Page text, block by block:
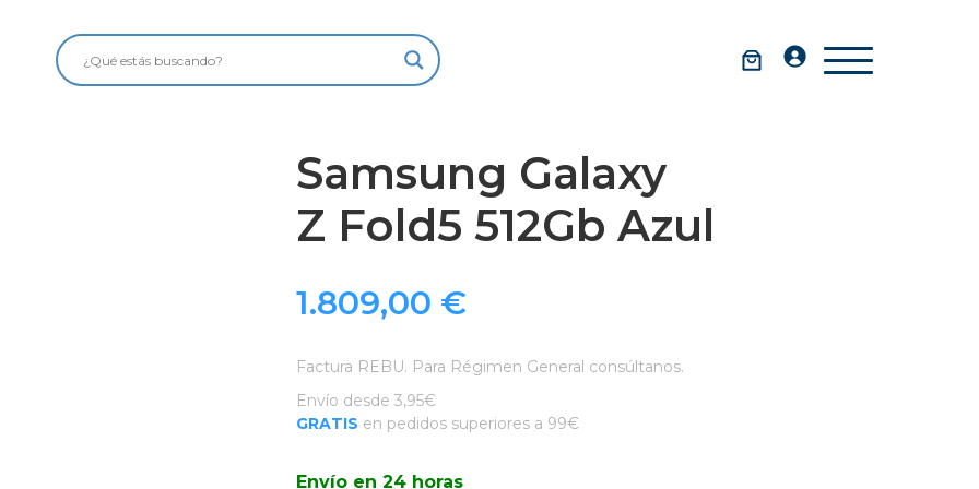
Samsung Galaxy
Z Fold5 512Gb Azul
1.809,00 €
Factura REBU. Para Régimen General consúltanos.
Envío desde 3,95€
GRATIS en pedidos superiores a 99€
Envío en 24 horas